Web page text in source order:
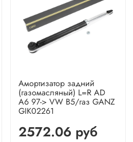
Амортизатор задний
(газомасляный) L=R AD
A6 97-> VW B5/газ GANZ
GIK02261
2572.06 руб